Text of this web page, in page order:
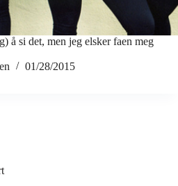
å si det, men jeg elsker faen meg
01/28/2015